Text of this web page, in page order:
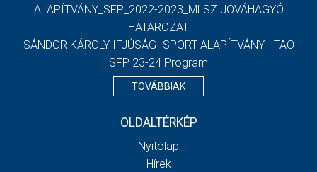
ALAPÍTVÁNY_SFP_2022-2023_MLSZ JÓVÁHAGYÓ
HATÁROZAT
SÁNDOR KÁROLY IFJÚSÁGI SPORT ALAPÍTVÁNY - TAO
SFP 23-24 Program
TOVÁBBIAK
OLDALTÉRKÉP
Nyitólap
Hírek